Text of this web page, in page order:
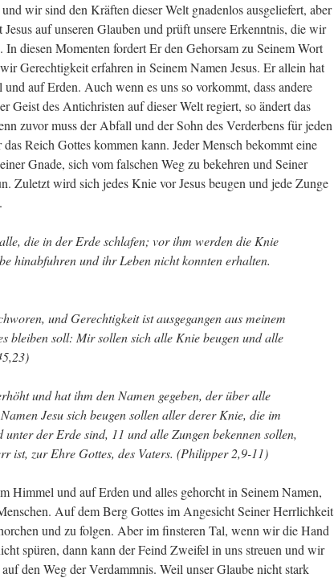
wir sind den Kräften dieser Welt gnadenlos ausgeliefert, aber
Jesus auf unseren Glauben und prüft unsere Erkenntnis, die wir
In diesen Momenten fordert Er den Gehorsam zu Seinem Wort
Gerechtigkeit erfahren in Seinem Namen Jesus. Er allein hat
auf Erden. Auch wenn es uns so vorkommt, dass andere
Geist des Antichristen auf dieser Welt regiert, so ändert das
zuvor muss der Abfall und der Sohn des Verderbens für jeden
Reich Gottes kommen kann. Jeder Mensch bekommt eine
Gnade, sich vom falschen Weg zu bekehren und Seiner
Zuletzt wird sich jedes Knie vor Jesus beugen und jede Zunge
die in der Erde schlafen; vor ihm werden die Knie
hinabfuhren und ihr Leben nicht konnten erhalten.
und Gerechtigkeit ist ausgegangen aus meinem
bleiben soll: Mir sollen sich alle Knie beugen und alle
und hat ihm den Namen gegeben, der über alle
Jesu sich beugen sollen aller derer Knie, die im
der Erde sind, 11 und alle Zungen bekennen sollen,
ist, zur Ehre Gottes, des Vaters. (Philipper 2,9-11)
Himmel und auf Erden und alles gehorcht in Seinem Namen,
Auf dem Berg Gottes im Angesicht Seiner Herrlichkeit
und zu folgen. Aber im finsteren Tal, wenn wir die Hand
spüren, dann kann der Feind Zweifel in uns streuen und wir
den Weg der Verdammnis. Weil unser Glaube nicht stark